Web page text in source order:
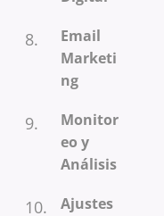
Email
Marketi
ng
Monitor
eo y
Análisis
Ajustes